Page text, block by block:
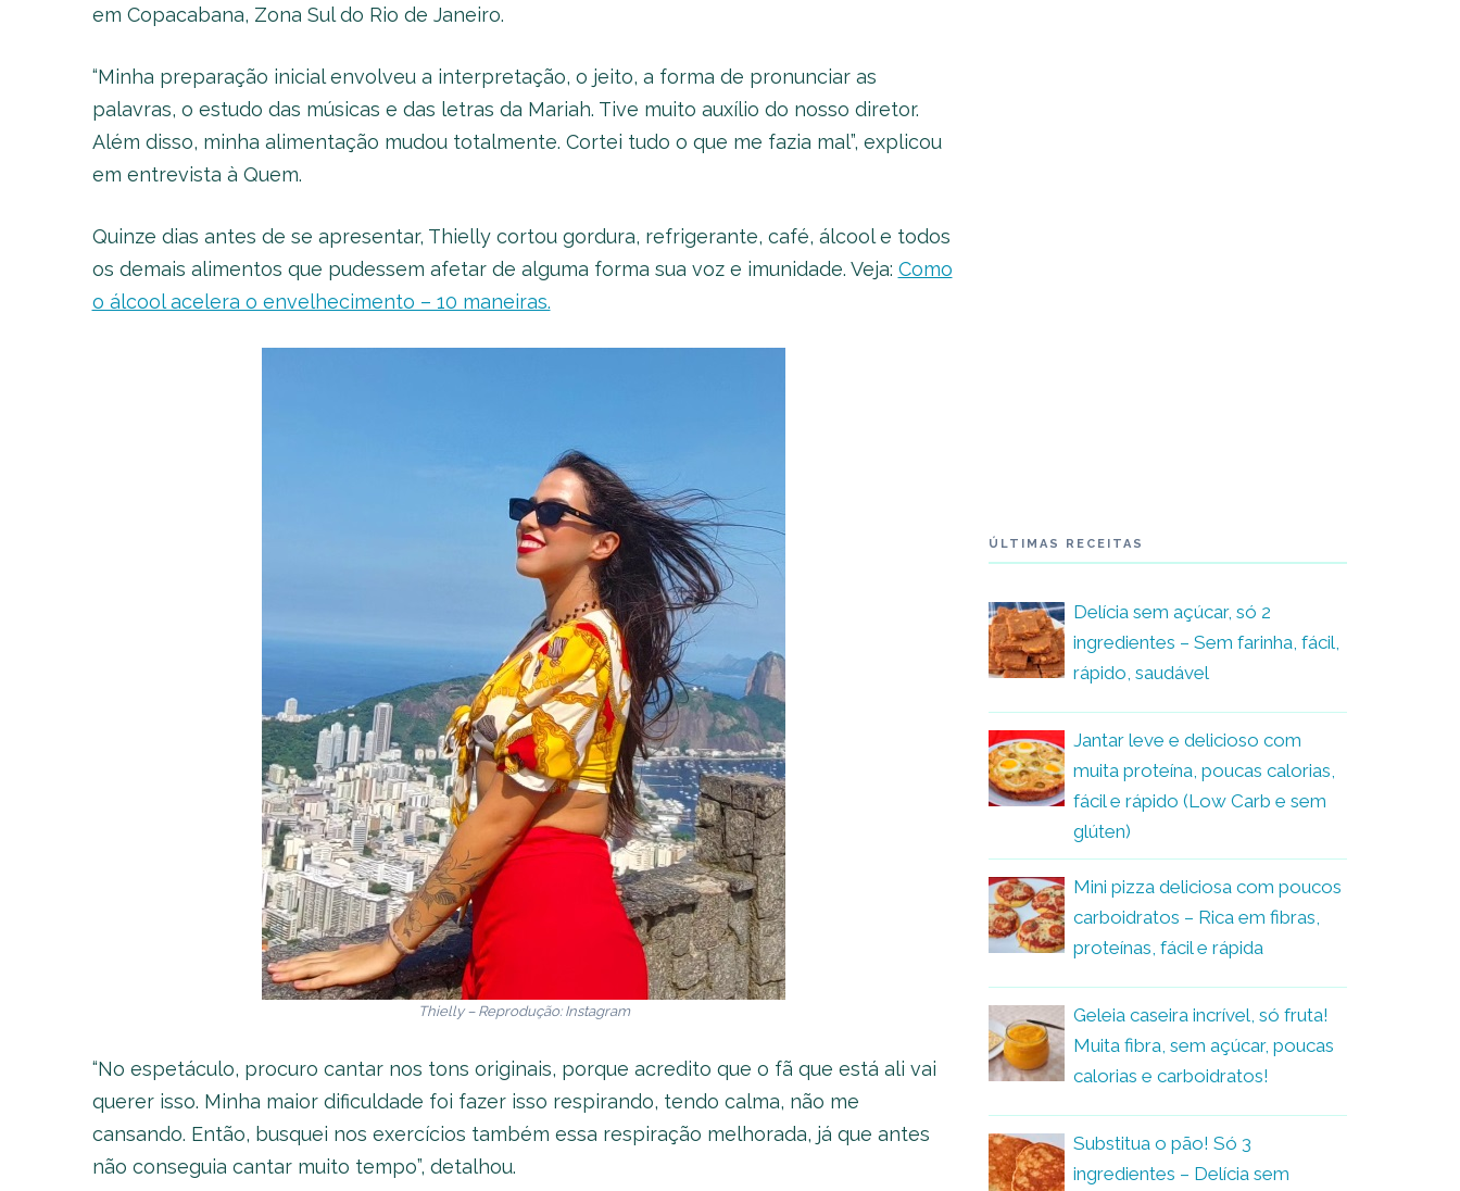
em Copacabana, Zona Sul do Rio de Janeiro.
“Minha preparação inicial envolveu a interpretação, o jeito, a forma de pronunciar as
palavras, o estudo das músicas e das letras da Mariah. Tive muito auxílio do nosso diretor.
Além disso, minha alimentação mudou totalmente. Cortei tudo o que me fazia mal”, explicou
em entrevista à Quem.
Quinze dias antes de se apresentar, Thielly cortou gordura, refrigerante, café, álcool e todos
os demais alimentos que pudessem afetar de alguma forma sua voz e imunidade. Veja: Como
o álcool acelera o envelhecimento – 10 maneiras.
Thielly – Reprodução: Instagram
“No espetáculo, procuro cantar nos tons originais, porque acredito que o fã que está ali vai
querer isso. Minha maior dificuldade foi fazer isso respirando, tendo calma, não me
cansando. Então, busquei nos exercícios também essa respiração melhorada, já que antes
não conseguia cantar muito tempo”, detalhou.
ÚLTIMAS RECEITAS
Delícia sem açúcar, só 2
ingredientes – Sem farinha, fácil,
rápido, saudável
Jantar leve e delicioso com
muita proteína, poucas calorias,
fácil e rápido (Low Carb e sem
glúten)
Mini pizza deliciosa com poucos
carboidratos – Rica em fibras,
proteínas, fácil e rápida
Geleia caseira incrível, só fruta!
Muita fibra, sem açúcar, poucas
calorias e carboidratos!
Substitua o pão! Só 3
ingredientes – Delícia sem